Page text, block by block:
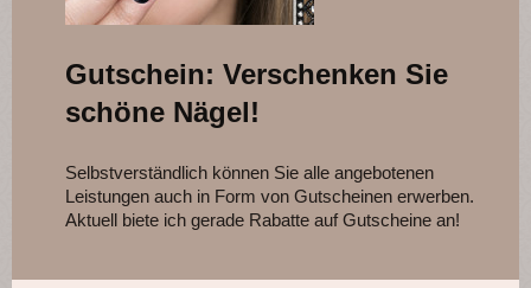
Gutschein: Verschenken Sie
schöne Nägel!
Selbstverständlich können Sie alle angebotenen
Leistungen auch in Form von Gutscheinen erwerben.
Aktuell biete ich gerade Rabatte auf Gutscheine an!